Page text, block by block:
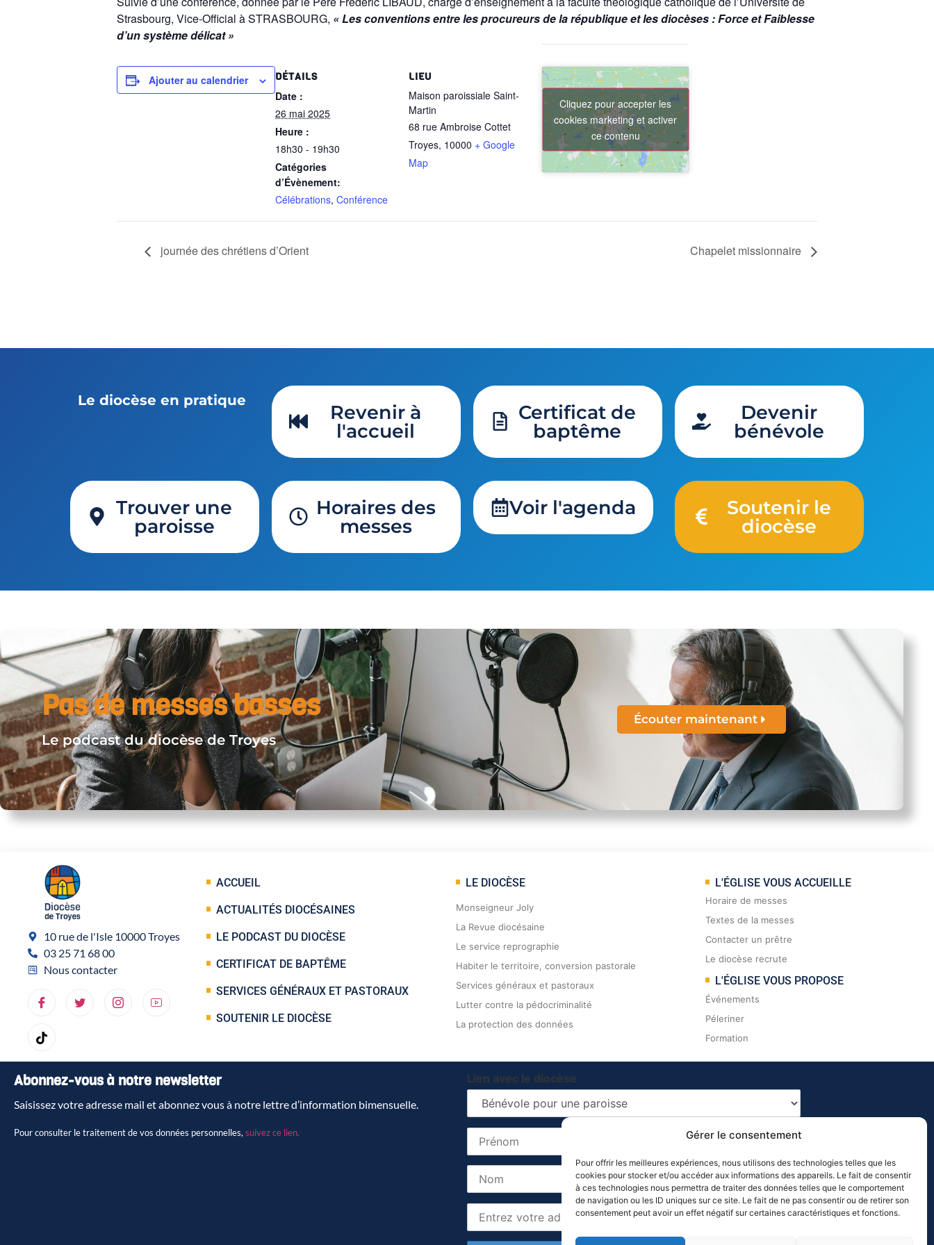
Gérer le consentement
Pour offrir les meilleures expériences, nous utilisons des technologies telles que les
cookies pour stocker et/ou accéder aux informations des appareils. Le fait de consentir
à ces technologies nous permettra de traiter des données telles que le comportement
de navigation ou les ID uniques sur ce site. Le fait de ne pas consentir ou de retirer son
consentement peut avoir un effet négatif sur certaines caractéristiques et fonctions.
Strasbourg, Vice-Official à STRASBOURG, « Les conventions entre les procureurs de la république et les diocèses : Force et Faiblesse
d’un système délicat »
Ajouter au calendrier DÉTAILS
Date :
26 mai 2025
Heure :
18h30 - 19h30
Catégories
d’Évènement:
Célébrations, Conférence
LIEU
Maison paroissiale Saint-
Martin
68 rue Ambroise Cottet
Troyes, 10000 + Google
Map
Cliquez pour accepter les
cookies marketing et activer
ce contenu
journée des chrétiens d’Orient Chapelet missionnaire
Le diocèse en pratique
Revenir à
l'accueil
Certificat de
baptême
Devenir
bénévole
Trouver une
paroisse
Horaires des
messes
Voir l'agenda
Soutenir le
diocèse
Pas de messes basses
Le podcast du diocèse de Troyes
Écouter maintenant
10 rue de l'Isle 10000 Troyes
03 25 71 68 00
Nous contacter
ACCUEIL
ACTUALITÉS DIOCÉSAINES
LE PODCAST DU DIOCÈSE
CERTIFICAT DE BAPTÊME
SERVICES GÉNÉRAUX ET PASTORAUX
SOUTENIR LE DIOCÈSE
LE DIOCÈSE
Monseigneur Joly
La Revue diocésaine
Le service reprographie
Habiter le territoire, conversion pastorale
Services généraux et pastoraux
Lutter contre la pédocriminalité
La protection des données
L'ÉGLISE VOUS ACCUEILLE
Horaire de messes
Textes de la messes
Contacter un prêtre
Le diocèse recrute
L'ÉGLISE VOUS PROPOSE
Événements
Péleriner
Formation
Abonnez-vous à notre newsletter
Saisissez votre adresse mail et abonnez vous à notre lettre d’information bimensuelle.
Pour consulter le traitement de vos données personnelles, suivez ce lien.
Lien avec le diocèse